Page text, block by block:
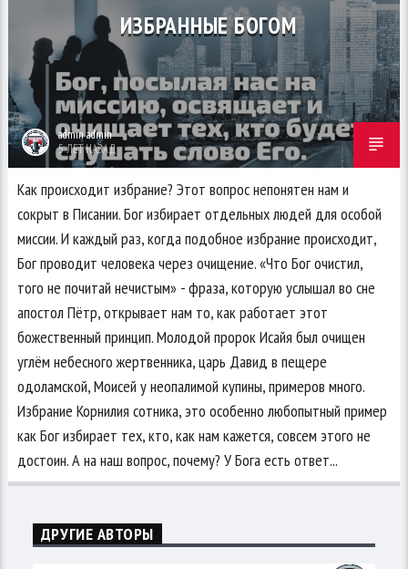
ИЗБРАННЫЕ БОГОМ
admin admin
5 ЛЕТ НАЗАД
Как происходит избрание? Этот вопрос непонятен нам и
сокрыт в Писании. Бог избирает отдельных людей для особой
миссии. И каждый раз, когда подобное избрание происходит,
Бог проводит человека через очищение. «Что Бог очистил,
того не почитай нечистым» - фраза, которую услышал во сне
апостол Пётр, открывает нам то, как работает этот
божественный принцип. Молодой пророк Исайя был очищен
углём небесного жертвенника, царь Давид в пещере
одоламской, Моисей у неопалимой купины, примеров много.
Избрание Корнилия сотника, это особенно любопытный пример
как Бог избирает тех, кто, как нам кажется, совсем этого не
достоин. А на наш вопрос, почему? У Бога есть ответ...
ДРУГИЕ АВТОРЫ